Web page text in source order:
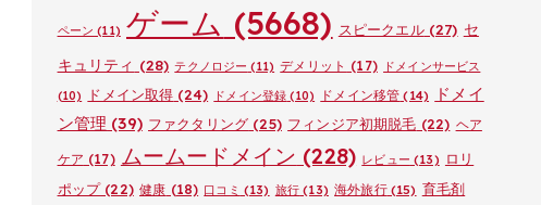
ペーン (11) ゲーム (5668) スピークエル(27) セ
キュリティ (28) テクノロジー (11) デメリット (17)
ドメインサービス
(10)
ドメイン取得 (24) ドメイン登録 (10) ドメイン移管 (14)
ドメイ
ン管理 (39) ファクタリング (25) フィンジア初期脱毛 (22) ヘア
ケア (17) ムームードメイン (228) レビュー (13) ロリ
ポップ(22) 健康 (18) 口コミ (13) 旅行 (13) 海外旅行(15) 育毛剤